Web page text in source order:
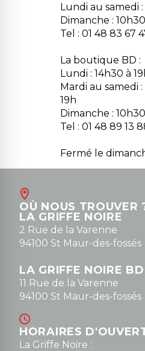
Lundi au samedi :
Dimanche :
Tel : 01 48 83 67
La boutique BD :
Lundi : 14h30 à
Mardi au samedi :
19h
Dimanche :
Tel : 01 48 89 13
Fermé le
Août
contact@la-
0148836747
OÙ NOUS TROUVER
LA GRIFFE NOIRE
2 Rue de la Varenne
94100 St Maur-des-fossés
LA GRIFFE NOIRE BD
11 Rue de la Varenne
94100 St Maur-des-fossés
HORAIRES
La Griffe Noire :